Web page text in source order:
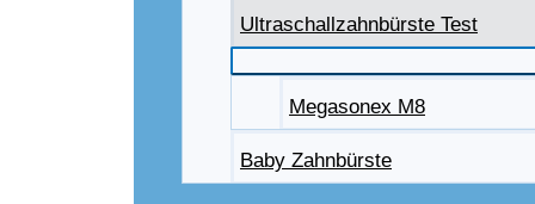
Ultraschallzahnbürste Test
Megasonex M8
Baby Zahnbürste